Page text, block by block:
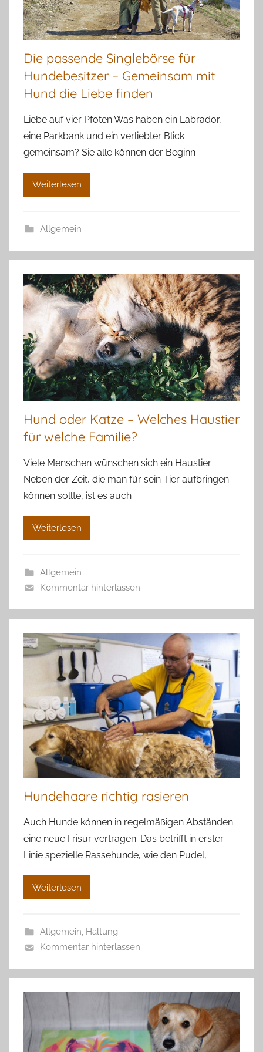
Die passende Singlebörse für
Hundebesitzer – Gemeinsam mit
Hund die Liebe finden
Liebe auf vier Pfoten Was haben ein Labrador,
eine Parkbank und ein verliebter Blick
gemeinsam? Sie alle können der Beginn
Weiterlesen
Allgemein
Hund oder Katze – Welches Haustier
für welche Familie?
Viele Menschen wünschen sich ein Haustier.
Neben der Zeit, die man für sein Tier aufbringen
können sollte, ist es auch
Weiterlesen
Allgemein
Kommentar hinterlassen
Hundehaare richtig rasieren
Auch Hunde können in regelmäßigen Abständen
eine neue Frisur vertragen. Das betrifft in erster
Linie spezielle Rassehunde, wie den Pudel,
Weiterlesen
Allgemein, Haltung
Kommentar hinterlassen